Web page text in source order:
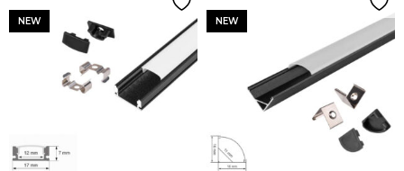
NEW NEW